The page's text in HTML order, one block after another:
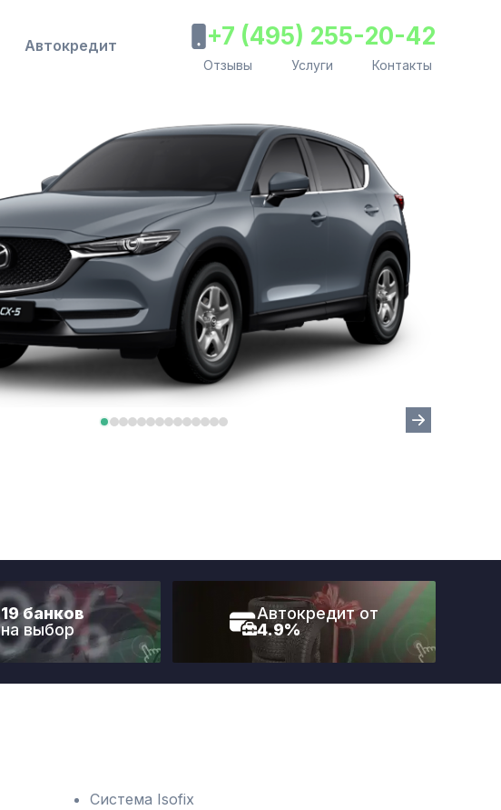
Автокредит +7 (495) 255-20-42
Отзывы Услуги Контакты
19 банков
на выбор
Автокредит от
4.9%
Система Isofix